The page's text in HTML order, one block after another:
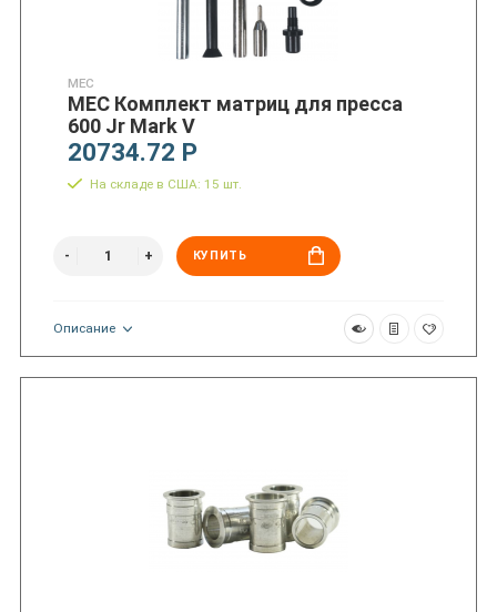
MEC
MEC Комплект матриц для пресса
600 Jr Mark V
20734.72 Р
На складе в США: 15 шт.
КУПИТЬ
Описание